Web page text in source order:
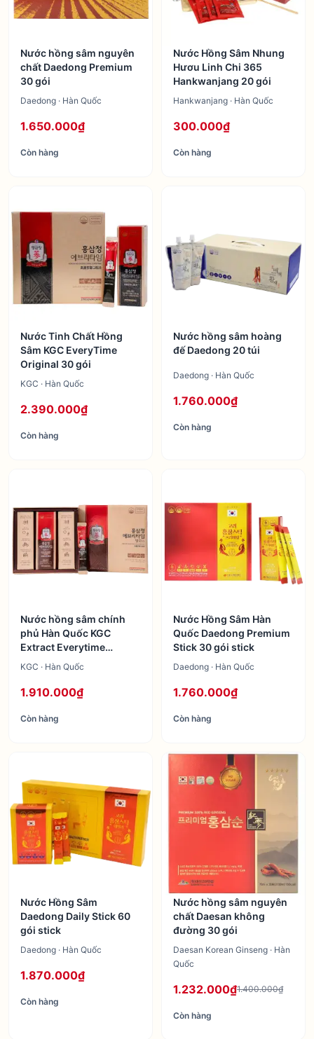
Nước hồng sâm nguyên
chất Daedong Premium
30 gói
Daedong · Hàn Quốc
1.650.000₫
Còn hàng
Nước Hồng Sâm Nhung
Hươu Linh Chi 365
Hankwanjang 20 gói
Hankwanjang · Hàn Quốc
300.000₫
Còn hàng
Nước Tinh Chất Hồng
Sâm KGC EveryTime
Original 30 gói
KGC · Hàn Quốc
2.390.000₫
Còn hàng
Nước hồng sâm hoàng
đế Daedong 20 túi
Daedong · Hàn Quốc
1.760.000₫
Còn hàng
Nước hồng sâm chính
phủ Hàn Quốc KGC
Extract Everytime
Balance 30 gói
KGC · Hàn Quốc
1.910.000₫
Còn hàng
Nước Hồng Sâm Hàn
Quốc Daedong Premium
Stick 30 gói stick
Daedong · Hàn Quốc
1.760.000₫
Còn hàng
Nước Hồng Sâm
Daedong Daily Stick 60
gói stick
Daedong · Hàn Quốc
1.870.000₫
Còn hàng
Nước hồng sâm nguyên
chất Daesan không
đường 30 gói
Daesan Korean Ginseng · Hàn
Quốc
1.232.000₫1.400.000₫
Còn hàng